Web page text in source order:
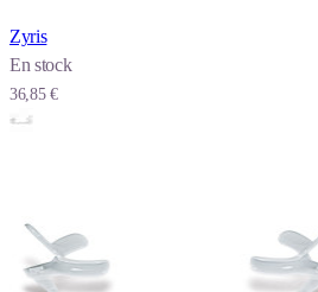
Zyris
En stock
36,85 €